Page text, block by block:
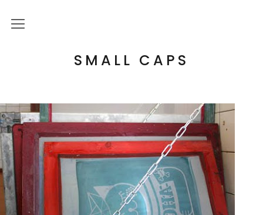
SMALL CAPS
Über mich
Letterpress Workshops
Online Kurs
Blog